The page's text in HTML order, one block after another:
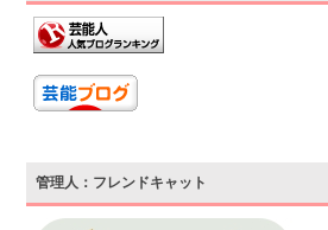
管理人：フレンドキャット